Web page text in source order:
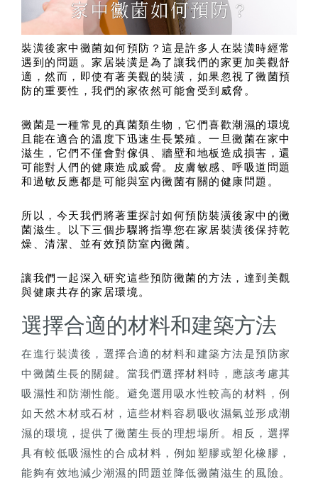
裝潢後家中黴菌如何預防？這是許多人在裝潢時經常
遇到的問題。家居裝潢是為了讓我們的家更加美觀舒
適，然而，即使有著美觀的裝潢，如果忽視了黴菌預
防的重要性，我們的家依然可能會受到威脅。
黴菌是一種常見的真菌類生物，它們喜歡潮濕的環境
且能在適合的溫度下迅速生長繁殖。一旦黴菌在家中
滋生，它們不僅會對傢俱、牆壁和地板造成損害，還
可能對人們的健康造成威脅。皮膚敏感、呼吸道問題
和過敏反應都是可能與室內黴菌有關的健康問題。
所以，今天我們將著重探討如何預防裝潢後家中的黴
菌滋生。以下三個步驟將指導您在家居裝潢後保持乾
燥、清潔、並有效預防室內黴菌。
讓我們一起深入研究這些預防黴菌的方法，達到美觀
與健康共存的家居環境。
選擇合適的材料和建築方法
在進行裝潢後，選擇合適的材料和建築方法是預防家
中黴菌生長的關鍵。當我們選擇材料時，應該考慮其
吸濕性和防潮性能。避免選用吸水性較高的材料，例
如天然木材或石材，這些材料容易吸收濕氣並形成潮
濕的環境，提供了黴菌生長的理想場所。相反，選擇
具有較低吸濕性的合成材料，例如塑膠或塑化橡膠，
能夠有效地減少潮濕的問題並降低黴菌滋生的風險。